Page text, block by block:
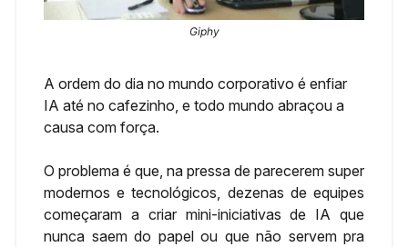
Giphy
A ordem do dia no mundo corporativo é enfiar
IA até no cafezinho, e todo mundo abraçou a
causa com força.
O problema é que, na pressa de parecerem super
modernos e tecnológicos, dezenas de equipes
começaram a criar mini-iniciativas de IA que
nunca saem do papel ou que não servem pra